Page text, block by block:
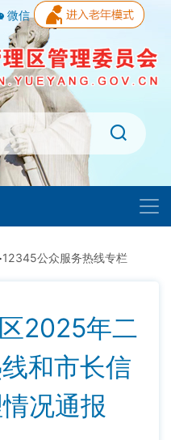
微信
12345公众服务热线专栏
2025年二
和市长信
况通报